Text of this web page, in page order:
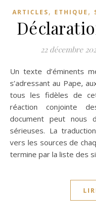
ARTICLES, ETHIQUE ,
22 décembre
Un texte d’éminents membres de l’Eglise catholique et
s’adressant au Pape,
tous les fidèles de
réaction conjointe
document peut nous
sérieuses. La
vers les sources de
termine par la liste des